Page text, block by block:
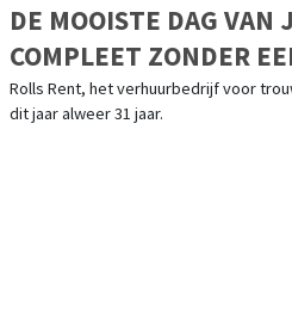
DE MOOISTE DAG VAN
COMPLEET ZONDER
TROUWAUTO
Rolls Rent, het verhuurbedrijf voor
dit jaar alweer 31 jaar.